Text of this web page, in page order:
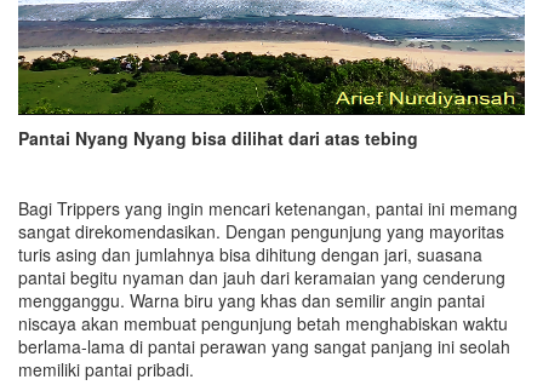
Pantai Nyang Nyang bisa dilihat dari atas tebing
Bagi Trippers yang ingin mencari ketenangan, pantai ini memang
sangat direkomendasikan. Dengan pengunjung yang mayoritas
turis asing dan jumlahnya bisa dihitung dengan jari, suasana
pantai begitu nyaman dan jauh dari keramaian yang cenderung
mengganggu. Warna biru yang khas dan semilir angin pantai
niscaya akan membuat pengunjung betah menghabiskan waktu
berlama-lama di pantai perawan yang sangat panjang ini seolah
memiliki pantai pribadi.